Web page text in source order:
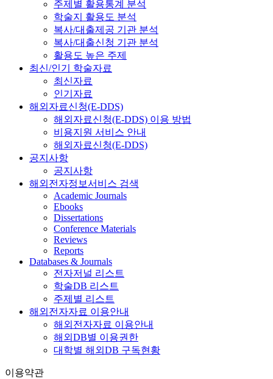
주제별 활용통계 분석
학술지 활용도 분석
복사/대출제공 기관 분석
복사/대출신청 기관 분석
활용도 높은 주제
최신/인기 학술자료
최신자료
인기자료
해외자료신청(E-DDS)
해외자료신청(E-DDS) 이용 방법
비용지원 서비스 안내
해외자료신청(E-DDS)
공지사항
공지사항
해외전자정보서비스 검색
Academic Journals
Ebooks
Dissertations
Conference Materials
Reviews
Reports
Databases & Journals
전자저널 리스트
학술DB 리스트
주제별 리스트
해외전자자료 이용안내
해외전자자료 이용안내
해외DB별 이용권한
대학별 해외DB 구독현황
이용약관